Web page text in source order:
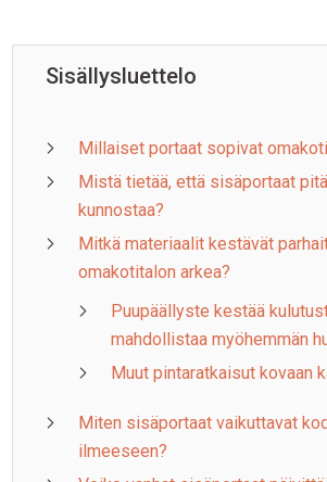
Sisällysluettelo
Millaiset portaat sopivat
Mistä tietää, että sisäportaat
kunnostaa?
Mitkä materiaalit kestävät
omakotitalon arkea?
Puupäällyste kestää
mahdollistaa myöhemmän
Muut pintaratkaisut kovaan
Miten sisäportaat vaikuttavat
ilmeeseen?